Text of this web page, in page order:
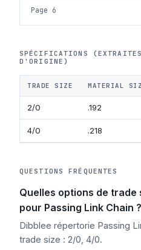
Page 6
SPÉCIFICATIONS (EXTRAITES
D'ORIGINE)
TRADE SIZE MATERIAL
2/0 .192
4/0 .218
QUESTIONS FRÉQUENTES
Quelles options de trade
pour Passing Link Chain ?
Dibblee répertorie Passing
trade size : 2/0, 4/0.